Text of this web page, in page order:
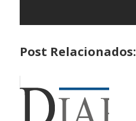
Post Relacionados: